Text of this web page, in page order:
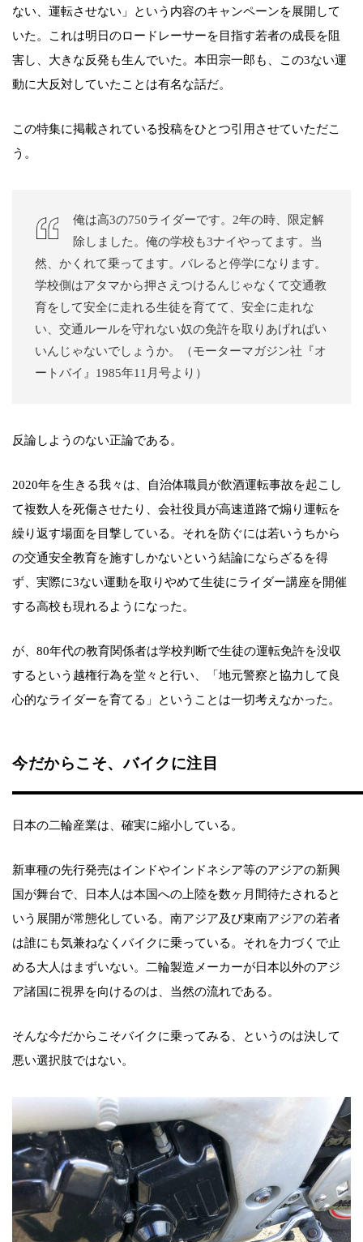
ない、運転させない」という内容のキャンペーンを展開して
いた。これは明日のロードレーサーを目指す若者の成長を阻
害し、大きな反発も生んでいた。本田宗一郎も、この3ない運
動に大反対していたことは有名な話だ。
この特集に掲載されている投稿をひとつ引用させていただこ
う。
俺は高3の750ライダーです。2年の時、限定解
除しました。俺の学校も3ナイやってます。当
然、かくれて乗ってます。バレると停学になります。
学校側はアタマから押さえつけるんじゃなくて交通教
育をして安全に走れる生徒を育てて、安全に走れな
い、交通ルールを守れない奴の免許を取りあげればい
いんじゃないでしょうか。（モーターマガジン社『オ
ートバイ』1985年11月号より）
反論しようのない正論である。
2020年を生きる我々は、自治体職員が飲酒運転事故を起こし
て複数人を死傷させたり、会社役員が高速道路で煽り運転を
繰り返す場面を目撃している。それを防ぐには若いうちから
の交通安全教育を施すしかないという結論にならざるを得
ず、実際に3ない運動を取りやめて生徒にライダー講座を開催
する高校も現れるようになった。
が、80年代の教育関係者は学校判断で生徒の運転免許を没収
するという越権行為を堂々と行い、「地元警察と協力して良
心的なライダーを育てる」ということは一切考えなかった。
今だからこそ、バイクに注目
日本の二輪産業は、確実に縮小している。
新車種の先行発売はインドやインドネシア等のアジアの新興
国が舞台で、日本人は本国への上陸を数ヶ月間待たされると
いう展開が常態化している。南アジア及び東南アジアの若者
は誰にも気兼ねなくバイクに乗っている。それを力づくで止
める大人はまずいない。二輪製造メーカーが日本以外のアジ
ア諸国に視界を向けるのは、当然の流れである。
そんな今だからこそバイクに乗ってみる、というのは決して
悪い選択肢ではない。